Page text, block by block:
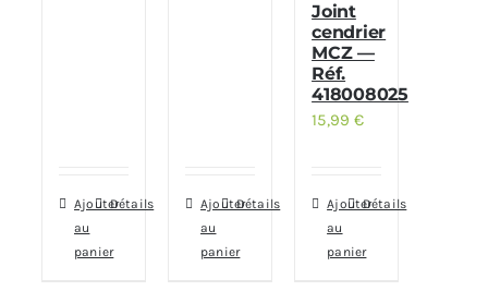
Ajouter
au
panier
Détails
Ajouter
au
panier
Détails
Joint
cendrier
MCZ —
Réf.
418008025
15,99€
Ajouter
au
panier
Détails